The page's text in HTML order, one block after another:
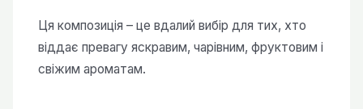
Ця композиція – це вдалий вибір для тих, хто
віддає превагу яскравим, чарівним, фруктовим і
свіжим ароматам.